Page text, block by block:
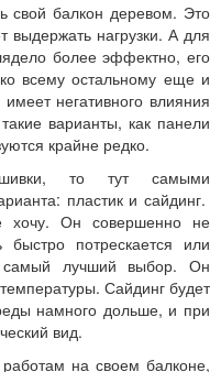
свой балкон деревом. Это
нагрузки. А для
более эффектно, его
всему остальному еще и
негативного влияния
варианты, как панели
крайне редко.
то тут самыми
пластик и сайдинг.
хочу. Он совершенно не
потрескается или
лучший выбор. Он
Сайдинг будет
намного дольше, и при
вид.
на своем балконе,